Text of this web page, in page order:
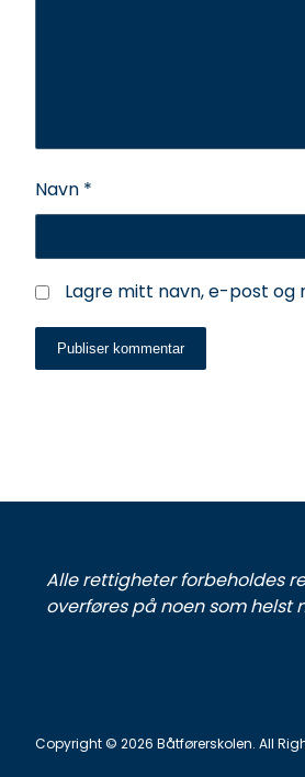
Navn *
Lagre mitt navn, e-post
Publiser kommentar
Alle rettigheter forbeholdes
overføres på noen som helst
Copyright © 2026 Båtførerskolen. All